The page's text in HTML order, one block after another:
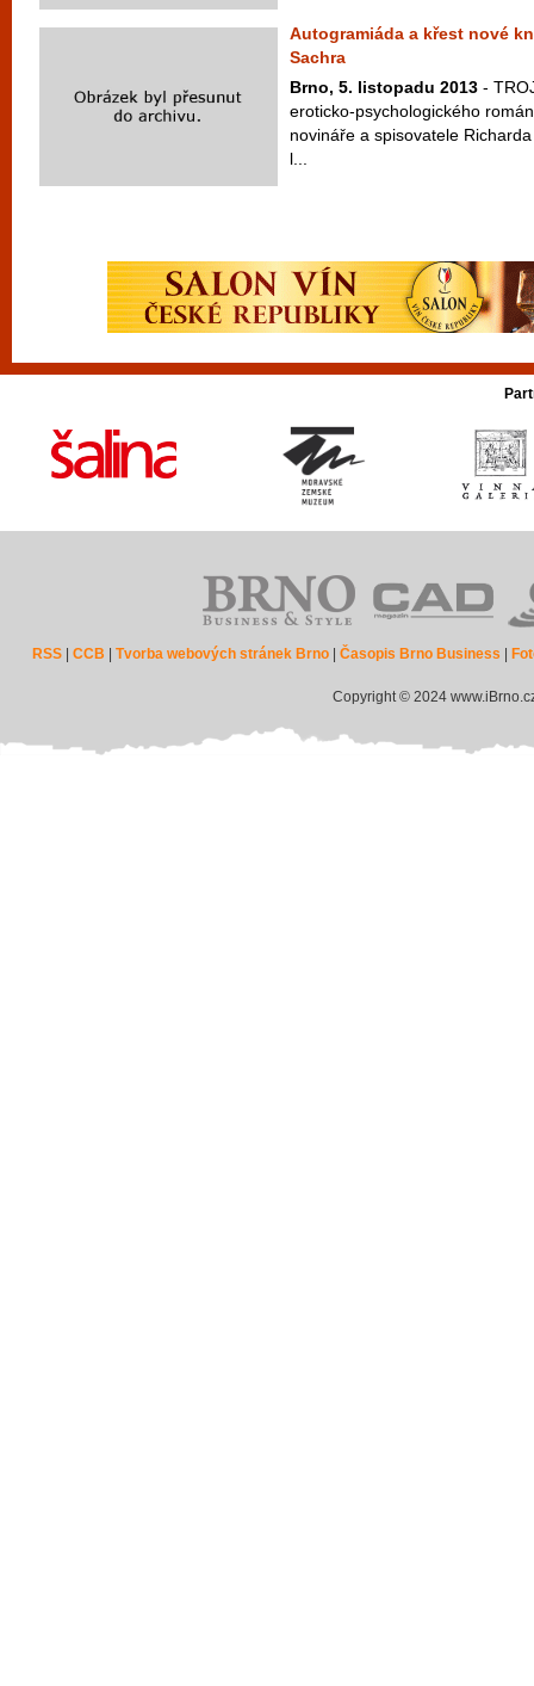
Autogramiáda a křest nové
Sachra
Brno, 5. listopadu 2013 -
eroticko-psychologického
novináře a spisovatele
l...
RSS |CCB |Tvorba webových stránek Brno |Časopis Brno Business
Copyright © 2024